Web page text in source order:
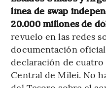
línea de swap
20.000 millones de
revuelo en las redes
documentación
declaración de cuatro
Central de Milei. No